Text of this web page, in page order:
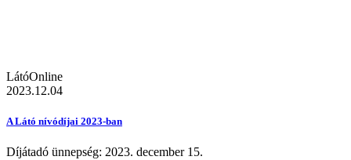
LátóOnline
2023.12.04
A Látó nívódíjai 2023-ban
Díjátadó ünnepség: 2023. december 15.